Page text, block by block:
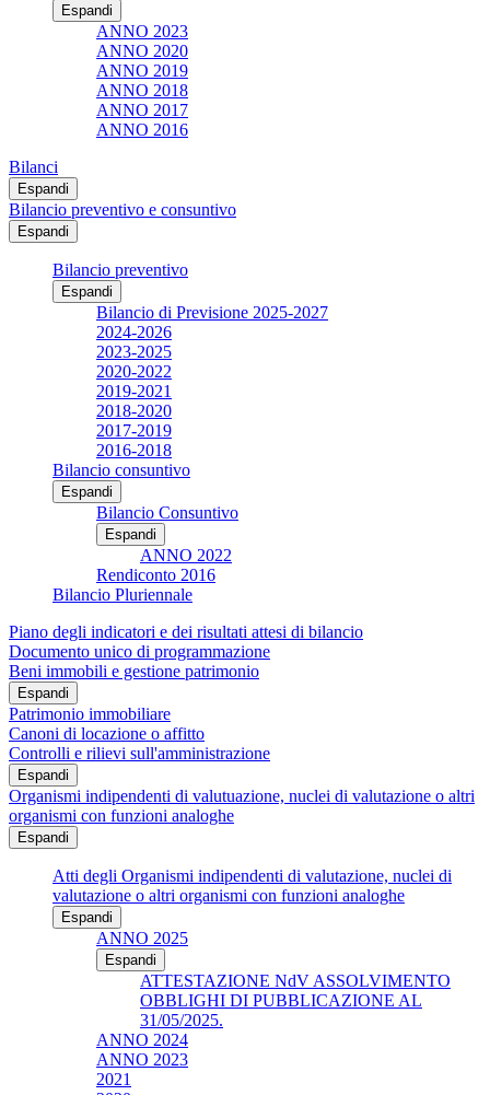
Espandi
ANNO 2023
ANNO 2020
ANNO 2019
ANNO 2018
ANNO 2017
ANNO 2016
Bilanci
Espandi
Bilancio preventivo e consuntivo
Espandi
Bilancio preventivo
Espandi
Bilancio di Previsione 2025-2027
2024-2026
2023-2025
2020-2022
2019-2021
2018-2020
2017-2019
2016-2018
Bilancio consuntivo
Espandi
Bilancio Consuntivo
Espandi
ANNO 2022
Rendiconto 2016
Bilancio Pluriennale
Piano degli indicatori e dei risultati attesi di bilancio
Documento unico di programmazione
Beni immobili e gestione patrimonio
Espandi
Patrimonio immobiliare
Canoni di locazione o affitto
Controlli e rilievi sull'amministrazione
Espandi
Organismi indipendenti di valutuazione, nuclei di valutazione o altri
organismi con funzioni analoghe
Espandi
Atti degli Organismi indipendenti di valutazione, nuclei di
valutazione o altri organismi con funzioni analoghe
Espandi
ANNO 2025
Espandi
ATTESTAZIONE NdV ASSOLVIMENTO
OBBLIGHI DI PUBBLICAZIONE AL
31/05/2025.
ANNO 2024
ANNO 2023
2021